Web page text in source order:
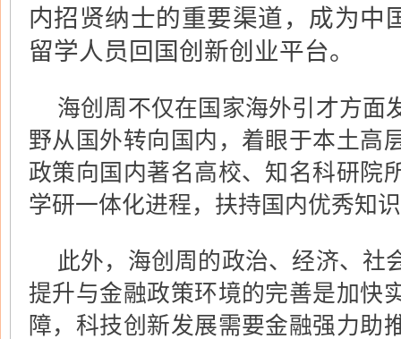
内招贤纳士的重要渠道，成为中
留学人员回国创新创业平台。
海创周不仅在国家海外引才方面
野从国外转向国内，着眼于本土高
政策向国内著名高校、知名科研院
学研一体化进程，扶持国内优秀知
此外，海创周的政治、经济、社
提升与金融政策环境的完善是加快
障，科技创新发展需要金融强力助